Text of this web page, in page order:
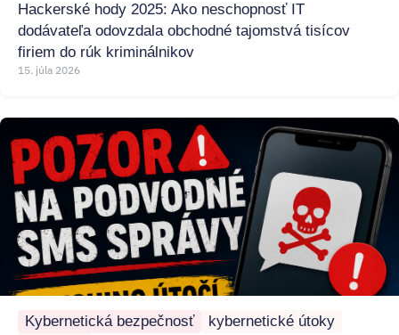
Hackerské hody 2025: Ako neschopnosť IT
dodávateľa odovzdala obchodné tajomstvá tisícov
firiem do rúk kriminálnikov
15. júla 2026
Kybernetická bezpečnosť
kybernetické útoky